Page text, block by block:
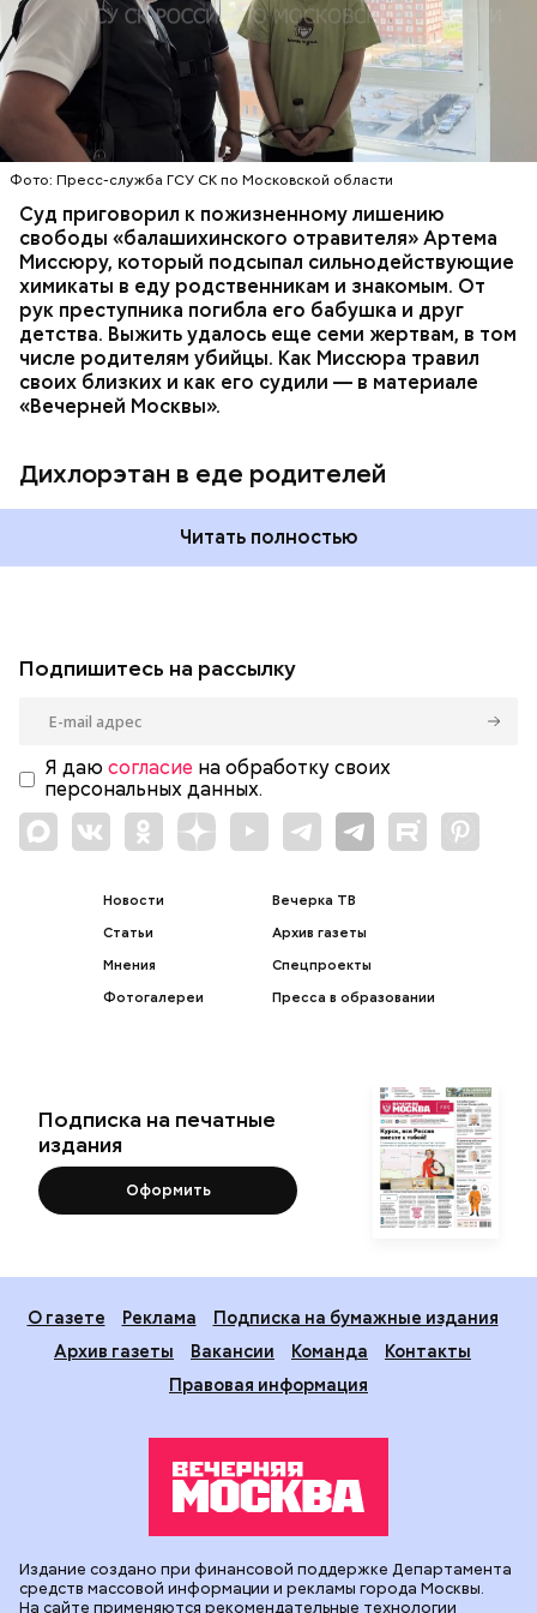
Фото: Пресс-служба ГСУ СК по Московской области
Суд приговорил к пожизненному лишению
свободы «балашихинского отравителя» Артема
Миссюру, который подсыпал сильнодействующие
химикаты в еду родственникам и знакомым. От
рук преступника погибла его бабушка и друг
детства. Выжить удалось еще семи жертвам, в том
числе родителям убийцы. Как Миссюра травил
своих близких и как его судили — в материале
«Вечерней Москвы».
Дихлорэтан в еде родителей
обратились в местную больницу с жалобами на
плохое самочувствие. Врачи не смогли поставить
им точный диагноз, после чего анализы
потерпевших направили на экспертизу. В них
специалисты обнаружили сильнодействующий
химикат дихлорэтан, который не мог попасть в
организм супругов случайно. То же самое вещество
нашли в еде, изъятой из квартиры пострадавших.
Видео: пресс-служба ГСУ СК по Московской области
Читать полностью
ОТРАВЛЕНИЯ БАЛАШИХА
РОДИТЕЛИ
СЛЕДСТВЕННЫЙ КОМИТЕТ
ЭКСПЕРТИЗЫ
Подпишитесь на рассылку
Я даю согласие на обработку своих
персональных данных.
Новости
Статьи
Мнения
Фотогалереи
Вечерка ТВ
Архив газеты
Спецпроекты
Пресса в образовании
Подписка на печатные
издания
Оформить
О газете Реклама
Подписка на бумажные издания
Архив газеты
Вакансии Команда
Контакты
Правовая информация
Издание создано при финансовой поддержке Департамента
средств массовой информации и рекламы города Москвы.
На сайте применяются рекомендательные технологии